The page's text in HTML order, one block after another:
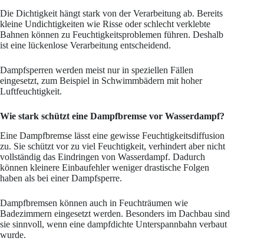
Die Dichtigkeit hängt stark von der Verarbeitung ab. Bereits
kleine Undichtigkeiten wie Risse oder schlecht verklebte
Bahnen können zu Feuchtigkeitsproblemen führen. Deshalb
ist eine lückenlose Verarbeitung entscheidend.
Dampfsperren werden meist nur in speziellen Fällen
eingesetzt, zum Beispiel in Schwimmbädern mit hoher
Luftfeuchtigkeit.
Wie stark schützt eine Dampfbremse vor Wasserdampf?
Eine Dampfbremse lässt eine gewisse Feuchtigkeitsdiffusion
zu. Sie schützt vor zu viel Feuchtigkeit, verhindert aber nicht
vollständig das Eindringen von Wasserdampf. Dadurch
können kleinere Einbaufehler weniger drastische Folgen
haben als bei einer Dampfsperre.
Dampfbremsen können auch in Feuchträumen wie
Badezimmern eingesetzt werden. Besonders im Dachbau sind
sie sinnvoll, wenn eine dampfdichte Unterspannbahn verbaut
wurde.